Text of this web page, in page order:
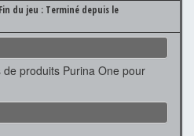
Fin du jeu : Terminé depuis le
de produits Purina One pour